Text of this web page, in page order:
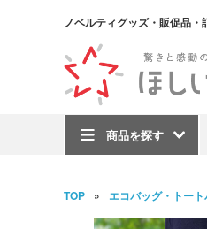
ノベルティグッズ・販促品
商品を探す
TOP エコバッグ・トー